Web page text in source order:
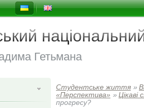
Гетьмана
Студентське життя »
«Перспектива» » Цікаві
прогресу?